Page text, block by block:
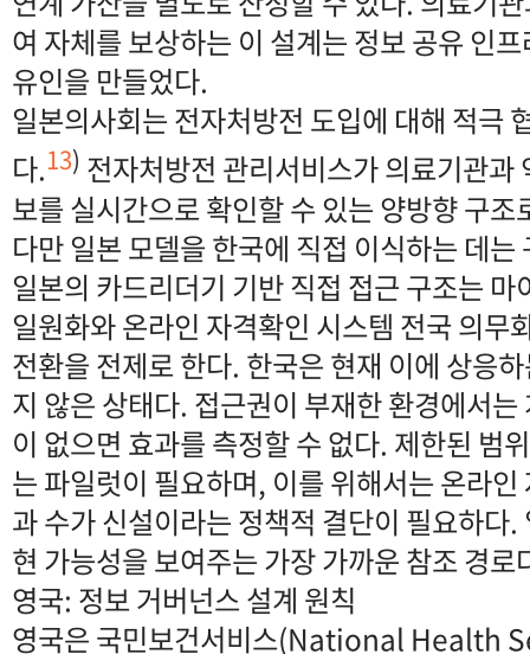
여 자체를 보상하는 이 설계는 정보 공유 인
유인을 만들었다.
일본의사회는 전자처방전 도입에 대해 적극
다.13) 전자처방전 관리서비스가 의료기관과
보를 실시간으로 확인할 수 있는 양방향 구
다만 일본 모델을 한국에 직접 이식하는 데
일본의 카드리더기 기반 직접 접근 구조는
일원화와 온라인 자격확인 시스템 전국 의무
전환을 전제로 한다. 한국은 현재 이에 상응
지 않은 상태다. 접근권이 부재한 환경에서
이 없으면 효과를 측정할 수 없다. 제한된 범
는 파일럿이 필요하며, 이를 위해서는 온라
과 수가 신설이라는 정책적 결단이 필요하다
현 가능성을 보여주는 가장 가까운 참조 경로
영국: 정보 거버넌스 설계 원칙
영국은 국민보건서비스(National Health